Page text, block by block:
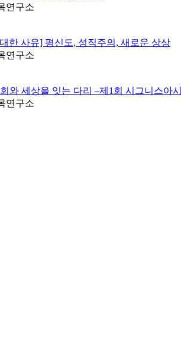
연구소
한 사유] 평신도, 성직주의, 새로운 상상
연구소
와 세상을 잇는 다리 –제1회 시그니스아
연구소